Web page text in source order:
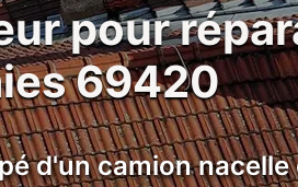
pour
69420
d'un camion